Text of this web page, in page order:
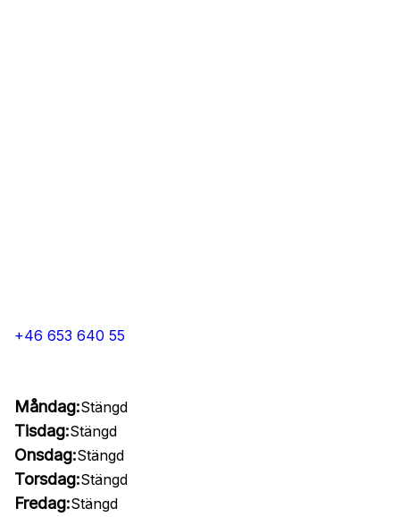
+46 653 640 55
Måndag:Stängd
Tisdag:Stängd
Onsdag:Stängd
Torsdag:Stängd
Fredag:Stängd